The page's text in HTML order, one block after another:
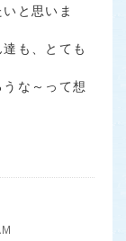
と思いま
も、とても
な～って想